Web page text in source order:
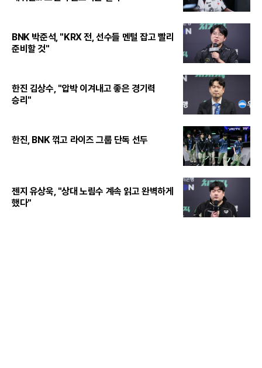
BNK 박준석, "KRX 전, 선수들 멘털 잡고 빨리
준비할 것"
한진 김상수, "압박 이겨내고 좋은 경기력
승리"
한진, BNK 꺾고 라이즈 그룹 단독 선두
젠지 유상욱, "상대 노림수 계속 읽고 완벽하게
했다"